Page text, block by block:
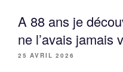
A 88 ans je
ne l’avais jamais
25 AVRIL 2026